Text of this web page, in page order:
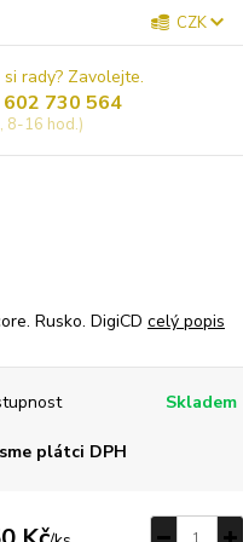
CZK
rady? Zavolejte.
730 564
8-16 hod.)
Rusko. DigiCD celý popis
Skladem
plátci DPH